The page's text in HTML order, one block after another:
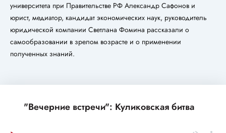
университета при Правительстве РФ Александр Сафонов и
юрист, медиатор, кандидат экономических наук, руководитель
юридической компании Светлана Фомина рассказали о
самообразовании в зрелом возрасте и о применении
полученных знаний.
"Вечерние встречи": Куликовская битва